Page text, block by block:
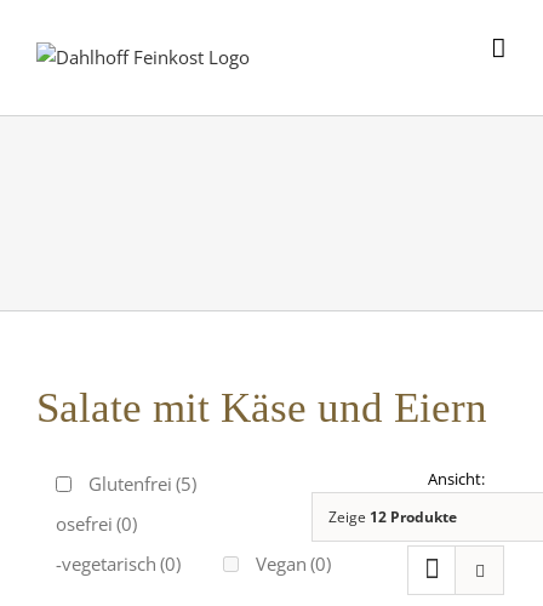
Salate mit Käse und Eiern
Glutenfrei (5)
Laktosefrei (0)
Ovo-vegetarisch (0) Vegan (0)
Zeige 12 Produkte